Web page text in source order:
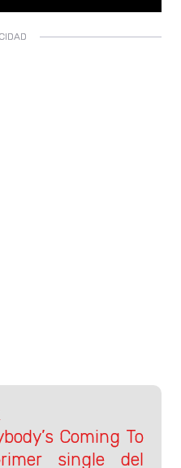
Coming To
single del